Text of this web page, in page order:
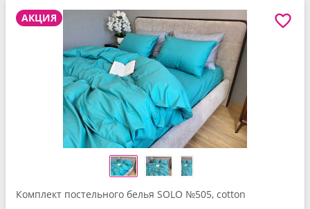
АКЦИЯ
Комплект постельного белья SOLO №505, cotton